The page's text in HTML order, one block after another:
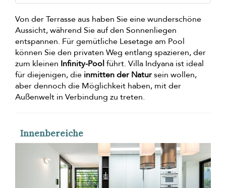
Von der Terrasse aus haben Sie eine wunderschöne
Aussicht, während Sie auf den Sonnenliegen
entspannen. Für gemütliche Lesetage am Pool
können Sie den privaten Weg entlang spazieren, der
zum kleinen Infinity-Poolführt. Villa Indyana ist ideal
für diejenigen, die inmitten der Natursein wollen,
aber dennoch die Möglichkeit haben, mit der
Außenwelt in Verbindung zu treten.
Innenbereiche